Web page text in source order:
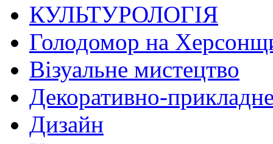
КУЛЬТУРОЛОГІЯ
Голодомор на
Візуальне мистецтво
Декоративно-
Дизайн